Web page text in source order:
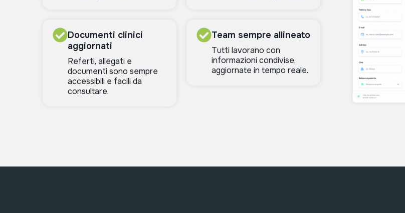
Documenti clinici
aggiornati
Referti, allegati e
documenti sono sempre
accessibili e facili da
consultare.
Team sempre allineato
Tutti lavorano con
informazioni condivise,
aggiornate in tempo reale.